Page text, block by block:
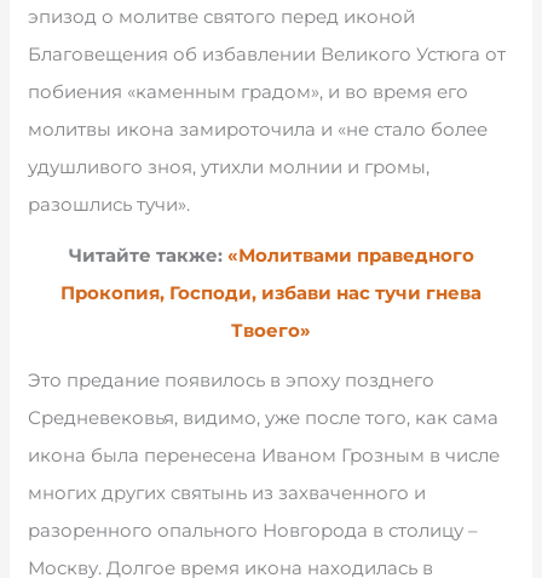
эпизод о молитве святого перед иконой
Благовещения об избавлении Великого Устюга от
побиения «каменным градом», и во время его
молитвы икона замироточила и «не стало более
удушливого зноя, утихли молнии и громы,
разошлись тучи».
Читайте также: «Молитвами праведного
Прокопия, Господи, избави нас тучи гнева
Твоего»
Это предание появилось в эпоху позднего
Средневековья, видимо, уже после того, как сама
икона была перенесена Иваном Грозным в числе
многих других святынь из захваченного и
разоренного опального Новгорода в столицу –
Москву. Долгое время икона находилась в